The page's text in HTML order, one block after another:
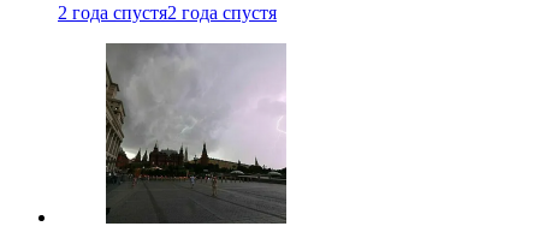
2 года спустя2 года спустя